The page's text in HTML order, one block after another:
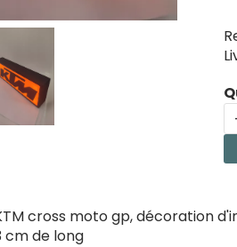
cross moto gp, décoration
cm de long